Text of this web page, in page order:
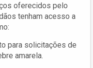
oferecidos pelo
tenham acesso a
para solicitações de
amarela.